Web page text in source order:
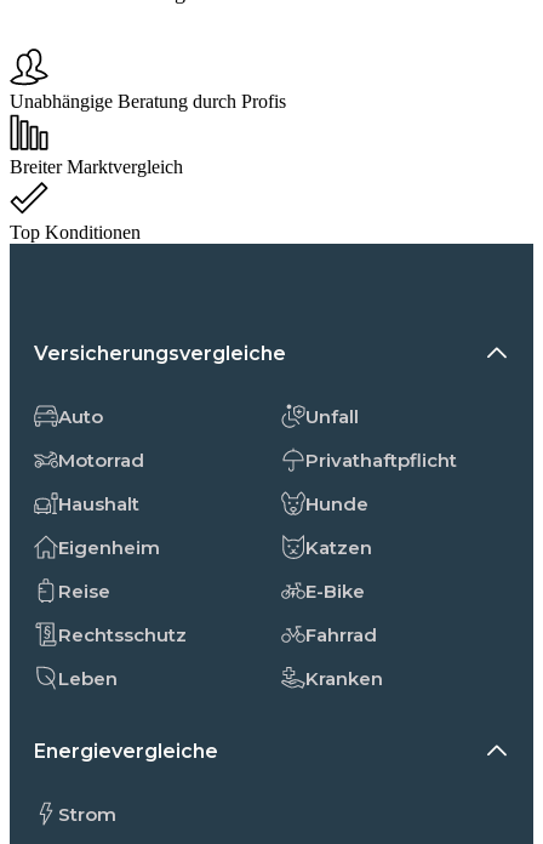
Unabhängige Beratung durch Profis
Breiter Marktvergleich
Top Konditionen
Versicherungsvergleiche
Auto
Motorrad
Haushalt
Eigenheim
Reise
Rechtsschutz
Leben
Unfall
Privathaftpflicht
Hunde
Katzen
E-Bike
Fahrrad
Kranken
Energievergleiche
Strom